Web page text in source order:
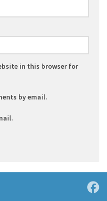
in this browser for
by email.